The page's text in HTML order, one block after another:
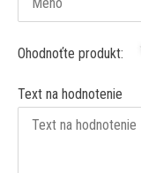
Ohodnoťte produkt:
Text na hodnotenie